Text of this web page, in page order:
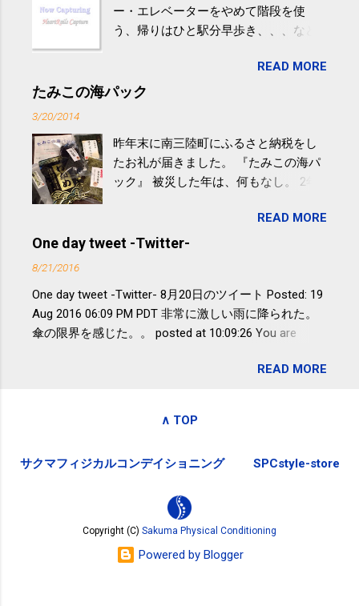
ー・エレベーターをやめて階段を使
う、帰りはひと駅分早歩き、、、など
やすい。 スポーツウェア・シューズで
するものだけが運動ではない。 食べ
けると改善する、との結果を筑波大の
研究チームが発表した。改善が期待で
きるのは、過度の飲酒が原因ではない
減らなくても効果があるという。 正田
教授は「汗ばむ程度の運動を毎日３０
波大「減量しなくても効果」 - ニュー
ス - アピタル（医療・健康）
READ MORE
たみこの海パック
3/20/2014
昨年末に南三陸町にふるさと納税をし
たお礼が届きました。 『たみこの海パ
ック』 被災した年は、何もなし。 2年
が『たみこの海パック』。 ボランティ
アや募金が苦手で、、、被災地の少し
全く考えていなかったので、貰えると
少しづつ復興してる感が伝わってきて
嬉しいです。 あと、ふるさと納税が節
ですが、節税になるほど稼げていない
税務局｜ふるさと納税など個人住民税
READ MORE
One day tweet -Twitter-
8/21/2016
One day tweet -Twitter- 8月20日のツイート Posted: 19
Aug 2016 06:09 PM PDT 非常に激しい雨に降られた。
傘の限界を感じた。。 posted at 10:09:26 You are
SAKUMA(@SPC_Sakuma) - Twilog . To stop receiving
Parkway, Mountain View, CA 94043, United States
READ MORE
∧ TOP
サクマフィジカルコンデイショニング SPCstyle-store
Copyright (C) Sakuma Physical Conditioning
Powered by Blogger